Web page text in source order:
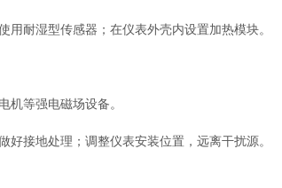
耐湿型传感器；在仪表外壳内设置加热模块。
等强电磁场设备。
接地处理；调整仪表安装位置，远离干扰源。